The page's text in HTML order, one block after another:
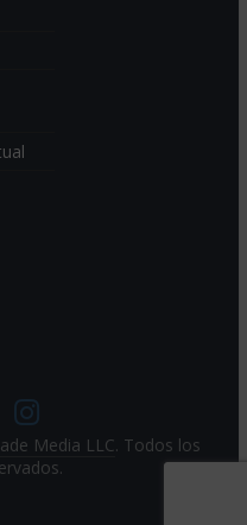
Media LLC. Todos los